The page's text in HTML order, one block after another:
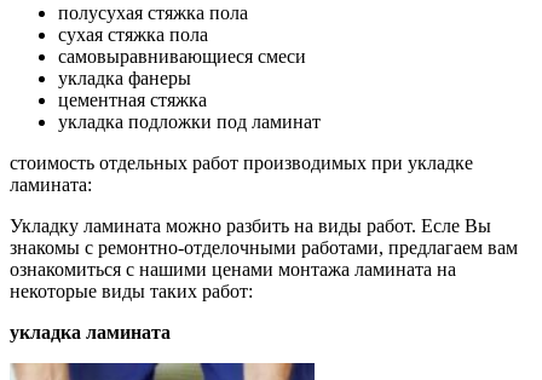
полусухая стяжка пола
сухая стяжка пола
самовыравнивающиеся смеси
укладка фанеры
цементная стяжка
укладка подложки под ламинат
стоимость отдельных работ производимых при укладке
ламината:
Укладку ламината можно разбить на виды работ. Есле Вы
знакомы с ремонтно-отделочными работами, предлагаем вам
ознакомиться с нашими ценами монтажа ламината на
некоторые виды таких работ:
укладка ламината